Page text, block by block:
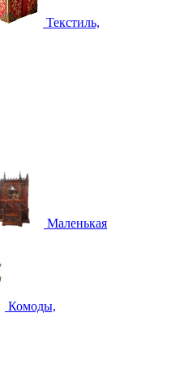
Текстиль,
Маленькая
Комоды,